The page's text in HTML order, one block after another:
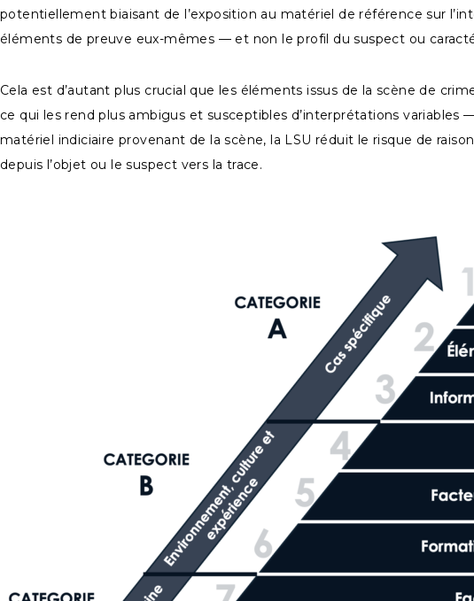
potentiellement biaisant de l’exposition au matériel de référence sur
éléments de preuve eux-mêmes — et non le profil du suspect ou
Cela est d’autant plus crucial que les éléments issus de la scène de
ce qui les rend plus ambigus et susceptibles d’interprétations
matériel indiciaire provenant de la scène, la LSU réduit le risque de
depuis l’objet ou le suspect vers la trace.